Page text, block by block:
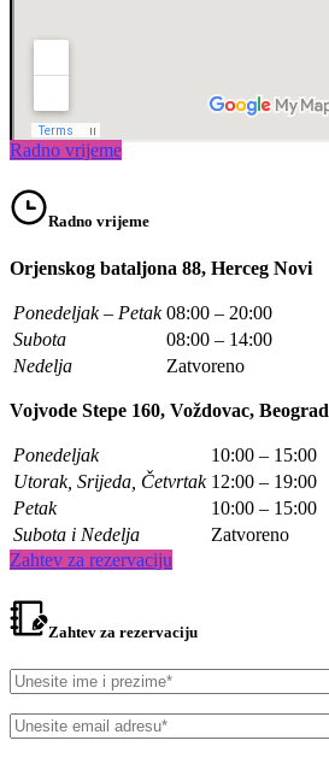
Radno vrijeme
Radno vrijeme
Orjenskog bataljona 88, Herceg Novi
Ponedeljak – Petak 08:00 – 20:00
Subota
08:00 – 14:00
Nedelja
Zatvoreno
Vojvode Stepe 160, Voždovac, Beograd
Ponedeljak
10:00 – 15:00
Utorak, Srijeda, Četvrtak 12:00 – 19:00
Petak
10:00 – 15:00
Subota i Nedelja
Zatvoreno
Zahtev za rezervaciju
Zahtev za rezervaciju